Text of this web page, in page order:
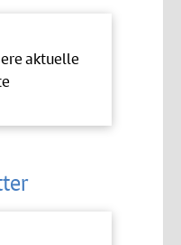
aktuelle